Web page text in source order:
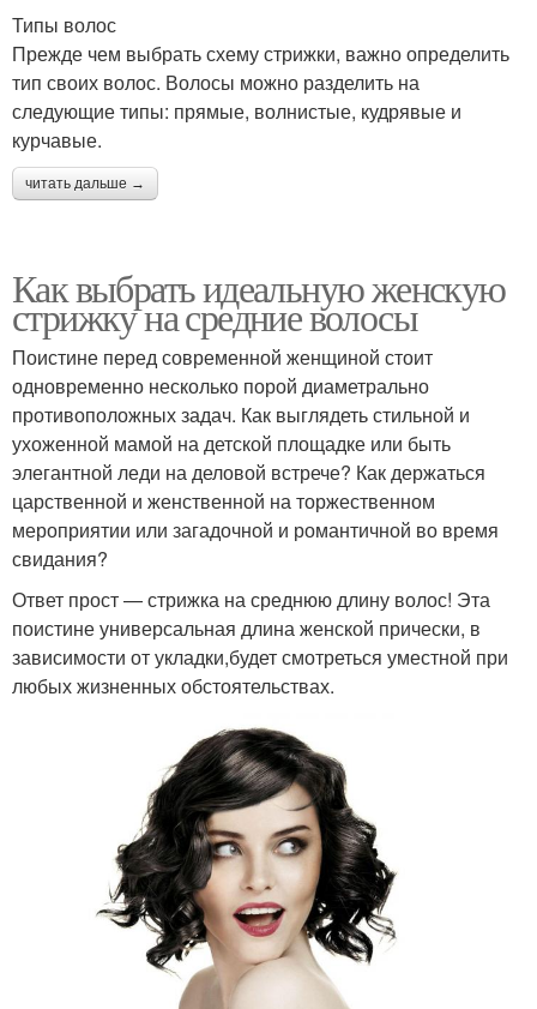
Типы волос
Прежде чем выбрать схему стрижки, важно определить
тип своих волос. Волосы можно разделить на
следующие типы: прямые, волнистые, кудрявые и
курчавые.
читать дальше →
Как выбрать идеальную женскую
стрижку на средние волосы
Поистине перед современной женщиной стоит
одновременно несколько порой диаметрально
противоположных задач. Как выглядеть стильной и
ухоженной мамой на детской площадке или быть
элегантной леди на деловой встрече? Как держаться
царственной и женственной на торжественном
мероприятии или загадочной и романтичной во время
свидания?
Ответ прост — стрижка на среднюю длину волос! Эта
поистине универсальная длина женской прически, в
зависимости от укладки,будет смотреться уместной при
любых жизненных обстоятельствах.